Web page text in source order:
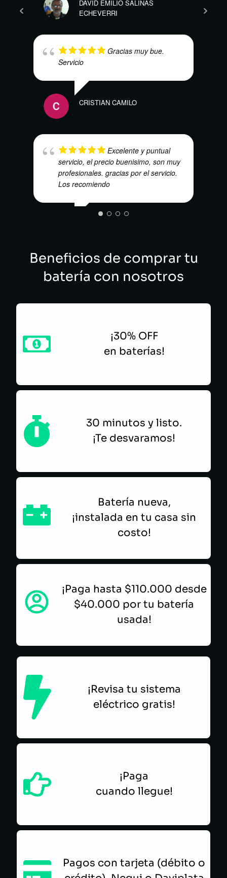
DAVID EMILIO SALINAS
ECHEVERRI
Gracias muy bue.
Servicio
CRISTIAN CAMILO
Excelente y puntual
servicio, el precio buenisimo, son muy
profesionales. gracias por el servicio.
Los recomiendo
Beneficios de comprar tu
batería con nosotros
¡30% OFF
en baterías!
30 minutos y listo.
¡Te desvaramos!
Batería nueva,
¡instalada en tu casa sin
costo!
¡Paga hasta $110.000 desde
$40.000 por tu batería
usada!
¡Revisa tu sistema
eléctrico gratis!
¡Paga
cuando llegue!
Pagos con tarjeta (débito o